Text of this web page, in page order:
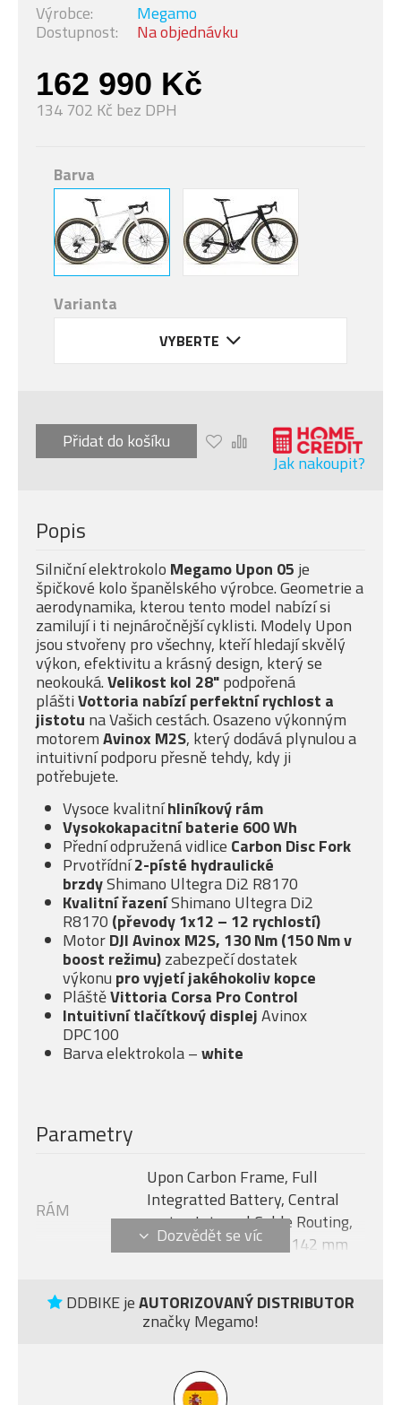
162 990 Kč
134 702 Kč bez DPH
Dostupnost: Na objednávku
Výrobce: Megamo
Barva
Varianta
VYBERTE
Přidat do košíku
Jak nakoupit?
DDBIKE jeAUTORIZOVANÝ DISTRIBUTOR
značky Megamo!
Popis
Silniční elektrokolo Megamo Upon 05 je
špičkové kolo španělského výrobce. Geometrie a
aerodynamika, kterou tento model nabízí si
zamilují i ti nejnáročnější cyklisti. Modely Upon
jsou stvořeny pro všechny, kteří hledají skvělý
výkon, efektivitu a krásný design, který se
neokouká.Velikost kol 28"podpořená
pláštiVottoria nabízíperfektní rychlost a
jistotu na Vašich cestách. Osazeno výkonným
motoremAvinox M2S, který dodává plynulou a
intuitivní podporu přesně tehdy, kdy ji
potřebujete.
Vysoce kvalitníhliníkový rám
Vysokokapacitní baterie 600 Wh
Přední odpružená vidlice Carbon Disc Fork
Prvotřídní2-písté hydraulické
brzdyShimano Ultegra Di2 R8170
Kvalitní řazeníShimano Ultegra Di2
R8170 (převody 1x12 – 12 rychlostí)
MotorDJI Avinox M2S, 130 Nm (150 Nm v
boost režimu)zabezpečí dostatek
výkonu pro vyjetí jakéhokoliv kopce
PláštěVittoria Corsa Pro Control
Intuitivní tlačítkový displejAvinox
DPC100
Barva elektrokola –white
Parametry
RÁM
Upon Carbon Frame, Full
Integratted Battery, Central
motor, Internal Cable Routing,
Flat Mount Disc 12 x 142 mm
150 Nm (1300 W)
L
display